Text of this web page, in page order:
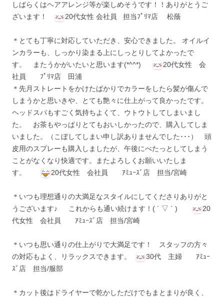
しばらくはヘアアレンジ等が楽しめそうです！！ありがとうご
ざいます！
20代女性 会社員 担当ﾌﾟﾘﾏ店 松蔭
＊とても丁寧に対応していただき、安心できました。 オイルイ
ンカラーも、しっかり染まる上にしっとりしてよかったで
す。 またうかがいたいと思います(*^^*)
20代女性 会
社員 ﾌﾟﾘﾏ店 田浦
＊先月ストレートをかけたばかりでカラーをしたら髪が傷んで
しまうかと思いきや、とても艶々に仕上がって良かったです。
ヘッドスパもすごく気持ちよくて、ウトウトしてしまいまし
た。 お茶もやっぱりとてもおいしかったので、購入してしま
いました。（こぼしてしまい申し訳ありませんでした･･･） 頭
皮用のスプレーも購入しましたが、午後にべたっとしてしまう
ことがなくなり快適です。またよろしくお願いいたしま
す。
20代女性 会社員 ｱﾐｭｰｽﾞ店 担当/宮崎
＊いつも理想通りの大満足なスタイルにしてくださりありがと
うございます♪ これからも通い続けます！( ´ ▽ ` )
20
代女性 会社員 ｱﾐｭｰｽﾞ店 担当/宮崎
＊いつも思い通りの仕上がりで大満足です！ スタッフの方々
の対応もよく、リラックスできます。
30代 主婦 ｱﾐｭｰ
ｽﾞ店 担当/服部
＊カット後はドライヤーで乾かしただけでもまとまりが良く、